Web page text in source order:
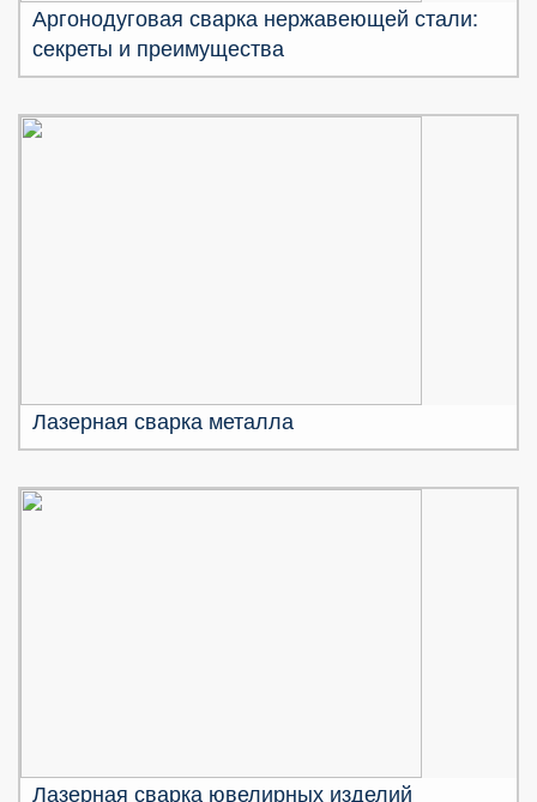
Аргонодуговая сварка нержавеющей стали:
секреты и преимущества
Лазерная сварка металла
Лазерная сварка ювелирных изделий